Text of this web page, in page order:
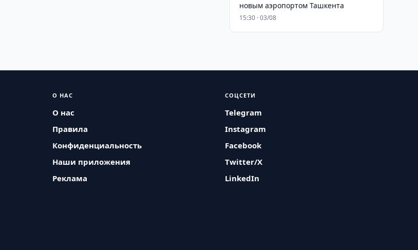
новым аэропортом Ташкента
15:30 · 03/08
О НАС
О нас
Правила
Конфиденциальность
Наши приложения
Реклама
СОЦСЕТИ
Telegram
Instagram
Facebook
Twitter/X
LinkedIn